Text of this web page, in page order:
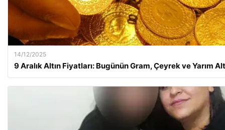
14/12/2025
9 Aralık Altın Fiyatları: Bugünün Gram, Çeyrek ve Yarım